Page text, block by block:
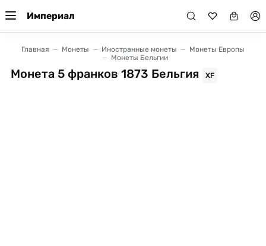
Империал
Главная Монеты Иностранные монеты
Монеты Европы
Монеты Бельгии
Монета 5 франков 1873 Бельгия XF